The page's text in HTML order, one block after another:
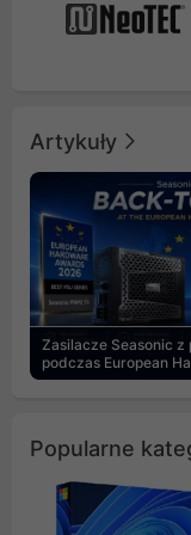
Artykuły
Zasilacze Seasonic
podczas European
Popularne